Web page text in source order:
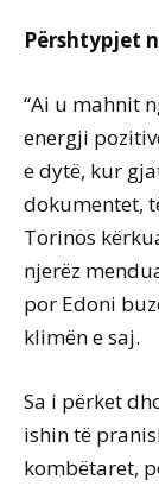
Përshtypjet
“Ai u mahnit
energji
e dytë, kur
dokumentet,
Torinos
njerëz
por Edoni
klimën e saj.
Sa i përket
ishin të
kombëtaret,